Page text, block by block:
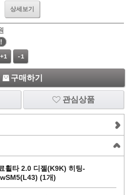
상세보기
!
+1 -1
구매하기
관심상품
휠타 2.0 디젤(K9K) 히팅-
(1개)